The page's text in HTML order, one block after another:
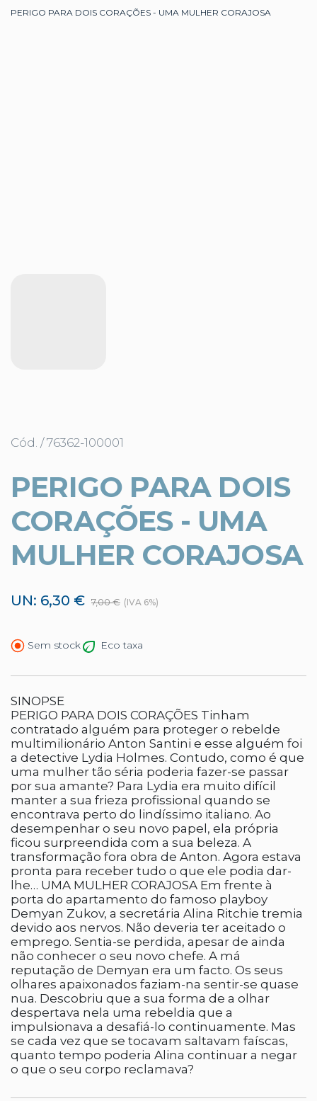
PERIGO PARA DOIS CORAÇÕES - UMA MULHER CORAJOSA
Cód. / 76362-100001
PERIGO PARA DOIS
CORAÇÕES - UMA
MULHER CORAJOSA
UN: 6,30 € 7,00 € (IVA 6%)
Sem stock Eco taxa
SINOPSE
PERIGO PARA DOIS CORAÇÕES Tinham
contratado alguém para proteger o rebelde
multimilionário Anton Santini e esse alguém foi
a detective Lydia Holmes. Contudo, como é que
uma mulher tão séria poderia fazer-se passar
por sua amante? Para Lydia era muito difícil
manter a sua frieza profissional quando se
encontrava perto do lindíssimo italiano. Ao
desempenhar o seu novo papel, ela própria
ficou surpreendida com a sua beleza. A
transformação fora obra de Anton. Agora estava
pronta para receber tudo o que ele podia dar-
lhe… UMA MULHER CORAJOSA Em frente à
porta do apartamento do famoso playboy
Demyan Zukov, a secretária Alina Ritchie tremia
devido aos nervos. Não deveria ter aceitado o
emprego. Sentia-se perdida, apesar de ainda
não conhecer o seu novo chefe. A má
reputação de Demyan era um facto. Os seus
olhares apaixonados faziam-na sentir-se quase
nua. Descobriu que a sua forma de a olhar
despertava nela uma rebeldia que a
impulsionava a desafiá-lo continuamente. Mas
se cada vez que se tocavam saltavam faíscas,
quanto tempo poderia Alina continuar a negar
o que o seu corpo reclamava?